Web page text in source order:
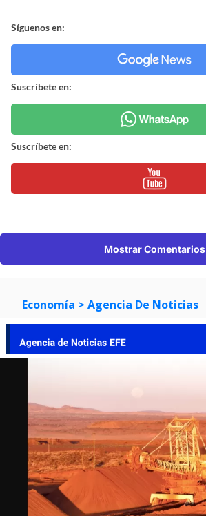
Síguenos en:
Suscríbete en:
Suscríbete en:
Mostrar Comentarios
Economía > Agencia De Noticias